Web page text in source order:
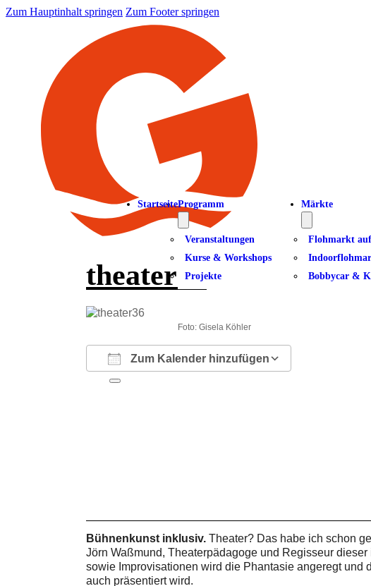
Zum Hauptinhalt springen Zum Footer springen
StartseiteProgramm
Veranstaltungen
Kurse & Workshops
Projekte
Märkte
Flohmarkt
Bobbycar &
theater36
Foto: Gisela Köhler
Zum Kalender hinzufügen
Bühnenkunst inklusiv. Theater? Das habe ich schon
Jörn Waßmund, Theaterpädagoge und Regisseur
sowie Improvisationen wird die Phantasie angeregt und
auch präsentiert wird.